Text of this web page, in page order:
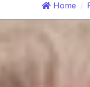
Home